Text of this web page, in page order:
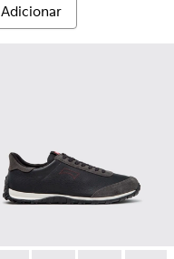
Adicionar